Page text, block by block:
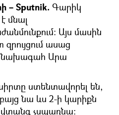
– Sputnik. Գարիկ
մնալ
Այս մասին
զրույցում ասաց
նախագահ Արա
ստենտավորել են,
նա ևս 2-ի կարիքն
վտանգ չսպառնա։